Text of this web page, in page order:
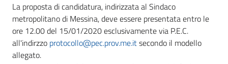
La proposta di candidatura, indirizzata al Sindaco
metropolitano di Messina, deve essere presentata entro le
ore 12.00 del 15/01/2020 esclusivamente via P.E.C.
all'indirzzo protocollo@pec.prov.me.itsecondo il modello
allegato.